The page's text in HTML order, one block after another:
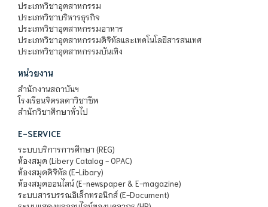
ประเภทวิชาอุตสาหกรรม
ประเภทวิชาบริหารธุรกิจ
ประเภทวิชาอุตสาหกรรมอาหาร
ประเภทวิชาอุตสาหกรรมดิจิทัลและเทคโนโลยีสารสนเทศ
ประเภทวิชาอุตสาหกรรมบันเทิง
หน่วยงาน
สำนักงานสถาบันฯ
โรงเรียนจิตรลดาวิชาชีพ
สำนักวิชาศึกษาทั่วไป
E-SERVICE
ระบบบริการการศึกษา (REG)
ห้องสมุด (Libery Catalog - OPAC)
ห้องสมุดดิจิทัล (E-Libary)
ห้องสมุดออนไลน์ (E-newspaper & E-magazine)
ระบบสารบรรณอิเล็กทรอนิกส์ (E-Document)